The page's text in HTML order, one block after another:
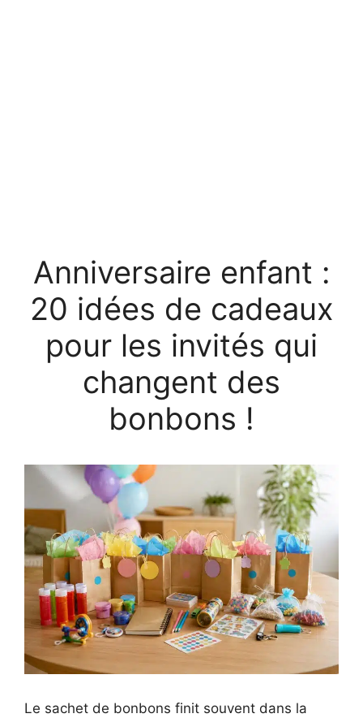
Anniversaire enfant :
20 idées de cadeaux
pour les invités qui
changent des
bonbons !
Le sachet de bonbons finit souvent dans la